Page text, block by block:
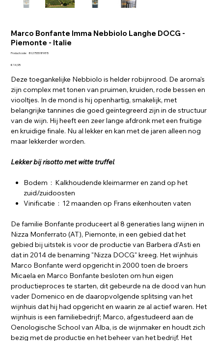
Marco Bonfante Imma Nebbiolo Langhe DOCG -
Piemonte - Italie
Productcode:
Productcode
8027555189815
Prijs
€ 14,95
Deze toegankelijke Nebbiolo is helder robijnrood. De aroma's
zijn complex met tonen van pruimen, kruiden, rode bessen en
viooltjes. In de mond is hij openhartig, smakelijk, met
belangrijke tannines die goed geïntegreerd zijn in de structuur
van de wijn. Hij heeft een zeer lange afdronk met een fruitige
en kruidige finale. Nu al lekker en kan met de jaren alleen nog
maar lekkerder worden.
Lekker bij risotto met witte truffel
Bodem : Kalkhoudende kleimarmer en zand op het
zuid/zuidoosten
Vinificatie : 12 maanden op Frans eikenhouten vaten
De familie Bonfante produceert al 8 generaties lang wijnen in
Nizza Monferrato (AT), Piemonte, in een gebied dat het
gebied bij uitstek is voor de productie van Barbera d'Asti en
dat in 2014 de benaming "Nizza DOCG" kreeg. Het wijnhuis
Marco Bonfante werd opgericht in 2000 toen de broers
Micaela en Marco Bonfante besloten om hun eigen
productieproces te starten, dit gebeurde na de dood van hun
vader Domenico en de daaropvolgende splitsing van het
wijnhuis dat hij had opgericht en waarin ze al actief waren. Het
wijnhuis is een familiebedrijf; Marco, afgestudeerd aan de
Oenologische School van Alba, is de wijnmaker en houdt zich
bezig met de productie en het beheer van het bedrijf. Het